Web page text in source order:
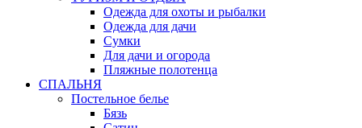
Одежда для охоты и рыбалки
Одежда для дачи
Сумки
Для дачи и огорода
Пляжные полотенца
СПАЛЬНЯ
Постельное белье
Бязь